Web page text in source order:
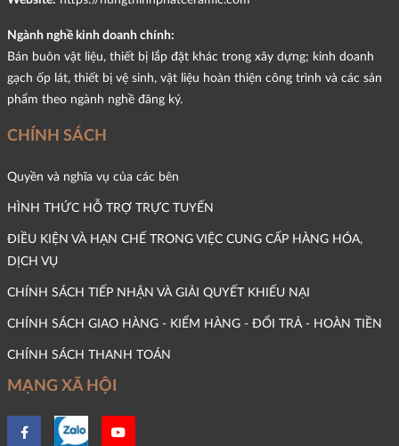
Ngành nghề kinh doanh chính:
Bán buôn vật liệu, thiết bị lắp đặt khác trong xây dựng; kinh doanh
gạch ốp lát, thiết bị vệ sinh, vật liệu hoàn thiện công trình và các sản
phẩm theo ngành nghề đăng ký.
CHÍNH SÁCH
Quyền và nghĩa vụ của các bên
HÌNH THỨC HỖ TRỢ TRỰC TUYẾN
ĐIỀU KIỆN VÀ HẠN CHẾ TRONG VIỆC CUNG CẤP HÀNG HÓA,
DỊCH VỤ
CHÍNH SÁCH TIẾP NHẬN VÀ GIẢI QUYẾT KHIẾU NẠI
CHÍNH SÁCH GIAO HÀNG - KIỂM HÀNG - ĐỔI TRẢ - HOÀN TIỀN
CHÍNH SÁCH THANH TOÁN
MẠNG XÃ HỘI